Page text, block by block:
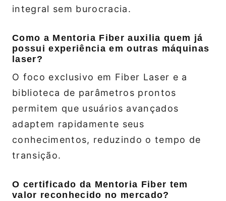
integral sem burocracia.
Como a Mentoria Fiber auxilia quem já
possui experiência em outras máquinas
laser?
O foco exclusivo em Fiber Laser e a
biblioteca de parâmetros prontos
permitem que usuários avançados
adaptem rapidamente seus
conhecimentos, reduzindo o tempo de
transição.
O certificado da Mentoria Fiber tem
valor reconhecido no mercado?